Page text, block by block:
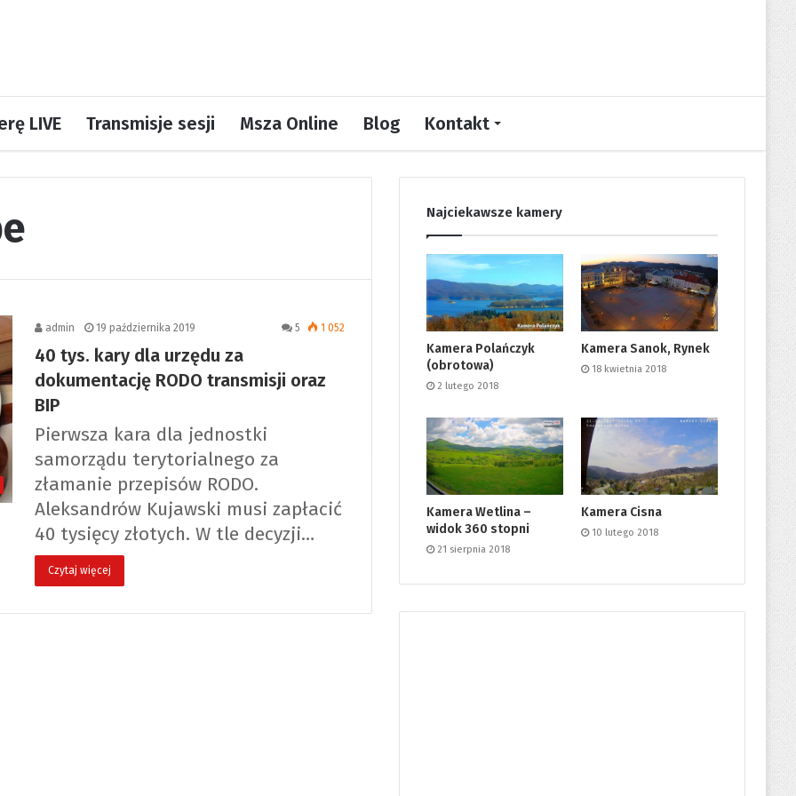
LIVE Transmisje sesji Msza Online Blog Kontakt
admin 19 października 2019 5 1 052
40 tys. kary dla urzędu za
dokumentację RODO transmisji oraz
BIP
Pierwsza kara dla jednostki
samorządu terytorialnego za
złamanie przepisów RODO.
Aleksandrów Kujawski musi zapłacić
40 tysięcy złotych. W tle decyzji…
Czytaj więcej
Najciekawsze kamery
Kamera Polańczyk
(obrotowa)
2 lutego 2018
Kamera Sanok, Rynek
18 kwietnia 2018
Kamera Wetlina –
widok 360 stopni
21 sierpnia 2018
Kamera Cisna
10 lutego 2018